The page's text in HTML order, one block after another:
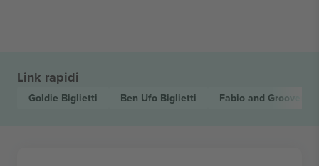
Link rapidi
Goldie Biglietti Ben Ufo Biglietti Fabio and